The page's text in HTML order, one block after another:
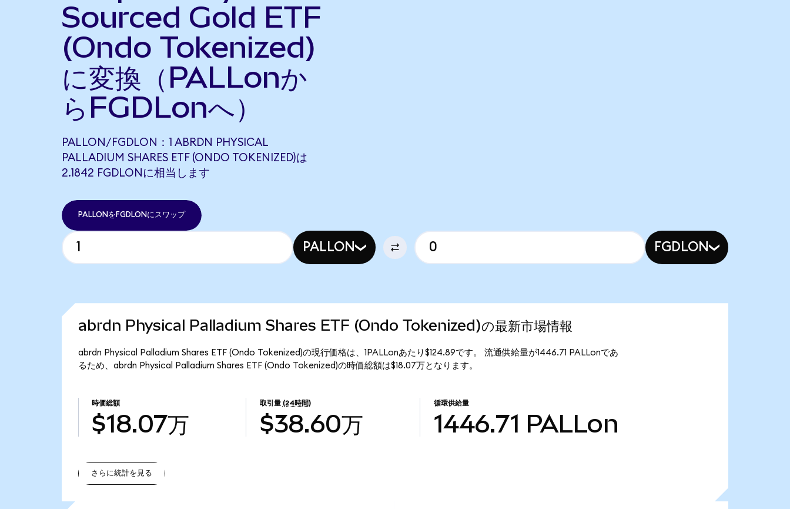
Sourced Gold ETF
(Ondo Tokenized)
に変換（PALLonか
らFGDLonへ）
PALLON/FGDLON：1 ABRDN PHYSICAL
PALLADIUM SHARES ETF (ONDO TOKENIZED)は
2.1842 FGDLONに相当します
PALLONをFGDLONにスワップ
PALLON FGDLON
abrdn Physical Palladium Shares ETF (Ondo Tokenized)の最新市場情報
abrdn Physical Palladium Shares ETF (Ondo Tokenized)の現行価格は、1PALLonあたり$124.89です。 流通供給量が1446.71 PALLonであ
るため、abrdn Physical Palladium Shares ETF (Ondo Tokenized)の時価総額は$18.07万となります。
時価総額
$18.07万
取引量 (24時間)
$38.60万
循環供給量
1446.71 PALLon
さらに統計を見る